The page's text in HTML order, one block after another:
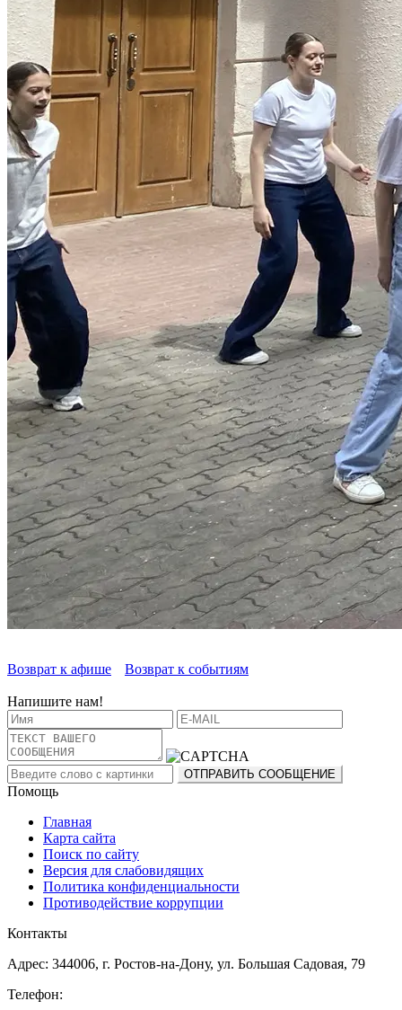
Возврат к афише Возврат к событиям
Напишите нам!
Помощь
Главная
Карта сайта
Поиск по сайту
Версия для слабовидящих
Политика конфиденциальности
Противодействие коррупции
Контакты
Адрес: 344006, г. Ростов-на-Дону, ул. Большая Садовая, 79
Телефон: